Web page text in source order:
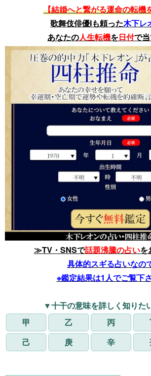
【結婚へと繋がる運命の転機
歌舞伎俳優Iも頼った木下レ
あなたの人生転機を日付で
≫TV・SNSで話題沸騰の占いを
具体的スギる占いなの
※鑑定結果は1人でご覧下
▼十干の意味を詳しく知りた
甲
乙 丙
己
庚 辛